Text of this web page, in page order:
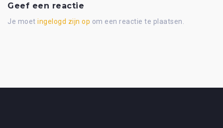
Geef een reactie
Je moet ingelogd zijn op om een reactie te plaatsen.